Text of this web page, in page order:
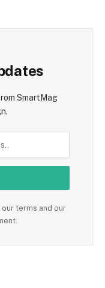
SmartMag
terms and our